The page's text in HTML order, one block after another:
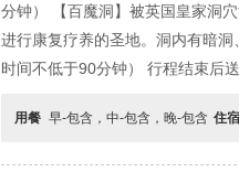
分钟） 【百魔洞】被英国皇家洞
进行康复疗养的圣地。洞内有暗
时间不低于90分钟） 行程结束后
用餐 早-包含，中-包含，晚-包含 住宿